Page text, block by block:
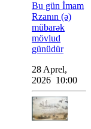
Bu gün İmam
Rzanın (ə)
mübarək
mövlud
günüdür
28 Aprel,
2026 10:00